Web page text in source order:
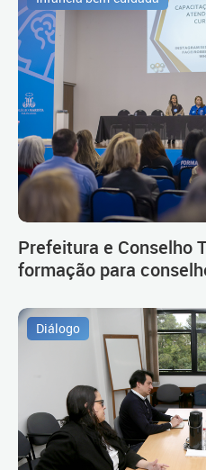
Prefeitura e Conselho
formação para
Diálogo